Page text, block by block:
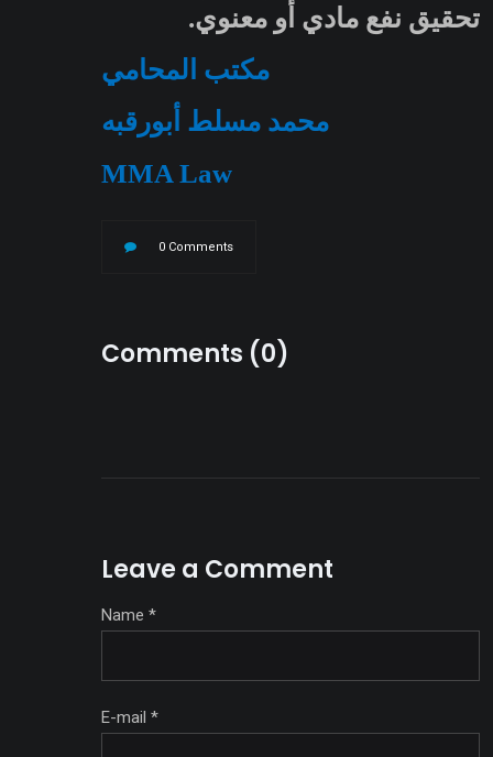
تحقيق نفع مادي أو معنوي.
مكتب المحامي
محمد مسلط أبورقبه
MMA Law
0 Comments
Comments (0)
Leave a Comment
Name *
E-mail *